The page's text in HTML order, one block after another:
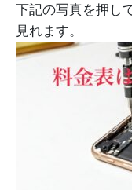
下記の写真を押し
見れます。